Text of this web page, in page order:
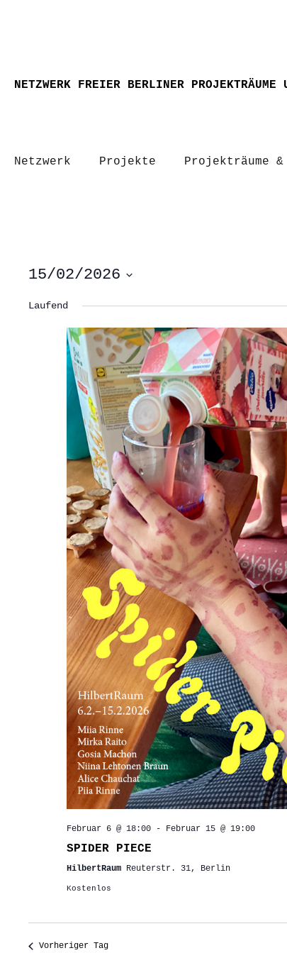
NETZWERK FREIER BERLINER
Netzwerk Projekte Projekträume
15/02/2026
wählen.
Laufend
Februar 6 @ 18:00- Februar 15 @ 19:00
SPIDER PIECE
HilbertRaum Reuterstr. 31, Berlin
Kostenlos
Vorheriger Tag